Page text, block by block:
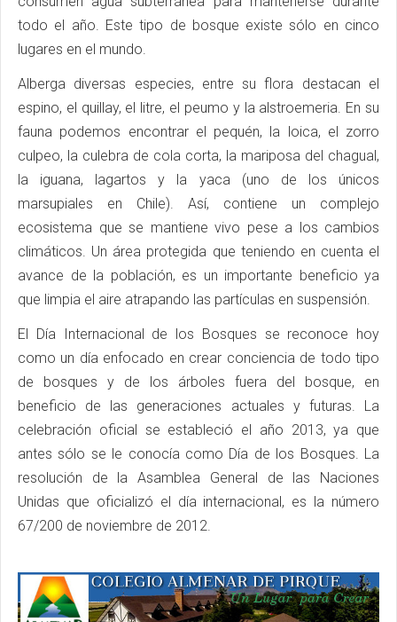
todo el año. Este tipo de bosque existe sólo en cinco
lugares en el mundo.
Alberga diversas especies, entre su flora destacan el
espino, el quillay, el litre, el peumo y la alstroemeria. En su
fauna podemos encontrar el pequén, la loica, el zorro
culpeo, la culebra de cola corta, la mariposa del chagual,
la iguana, lagartos y la yaca (uno de los únicos
marsupiales en Chile). Así, contiene un complejo
ecosistema que se mantiene vivo pese a los cambios
climáticos. Un área protegida que teniendo en cuenta el
avance de la población, es un importante beneficio ya
que limpia el aire atrapando las partículas en suspensión.
El Día Internacional de los Bosques se reconoce hoy
como un día enfocado en crear conciencia de todo tipo
de bosques y de los árboles fuera del bosque, en
beneficio de las generaciones actuales y futuras. La
celebración oficial se estableció el año 2013, ya que
antes sólo se le conocía como Día de los Bosques. La
resolución de la Asamblea General de las Naciones
Unidas que oficializó el día internacional, es la número
67/200 de noviembre de 2012.